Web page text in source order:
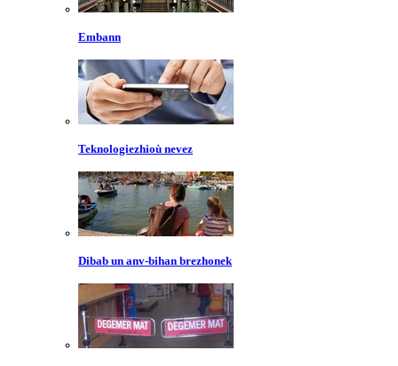
Embann
Teknologiezhioù nevez
Dibab un anv-bihan brezhonek